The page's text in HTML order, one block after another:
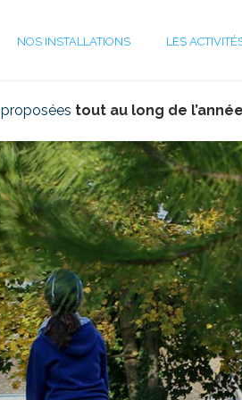
NOS INSTALLATIONS LES
proposées tout au long de